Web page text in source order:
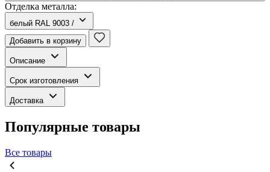
Отделка металла:
белый RAL 9003 /
Добавить в корзину
Описание
Срок изготовления
Доставка
Популярные товары
Все товары